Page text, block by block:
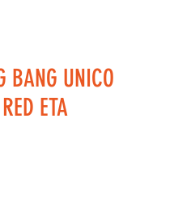
BANG UNICO
ETA